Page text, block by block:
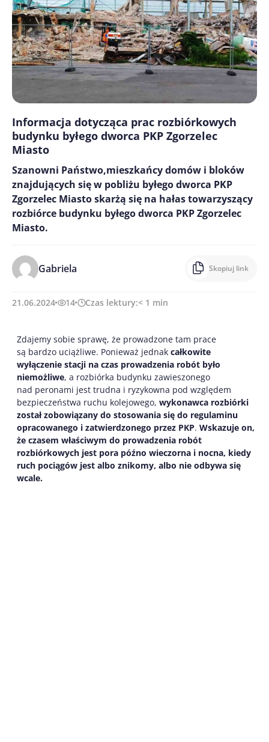
Informacja dotycząca prac rozbiórkowych
budynku byłego dworca PKP Zgorzelec
Miasto
Szanowni Państwo,mieszkańcy domów i bloków
znajdujących się w pobliżu byłego dworca PKP
Zgorzelec Miasto skarżą się na hałas towarzyszący
rozbiórce budynku byłego dworca PKP Zgorzelec
Miasto.
Gabriela Skopiuj link
21.06.2024 14 Czas lektury:< 1 min
Zdajemy sobie sprawę, że prowadzone tam prace
są bardzo uciążliwe. Ponieważ jednak całkowite
wyłączenie stacji na czas prowadzenia robót było
niemożliwe, a rozbiórka budynku zawieszonego
nad peronami jest trudna i ryzykowna pod względem
bezpieczeństwa ruchu kolejowego, wykonawca rozbiórki
został zobowiązany do stosowania się do regulaminu
opracowanego i zatwierdzonego przez PKP. Wskazuje on,
że czasem właściwym do prowadzenia robót
rozbiórkowych jest pora późno wieczorna i nocna, kiedy
ruch pociągów jest albo znikomy, albo nie odbywa się
wcale.